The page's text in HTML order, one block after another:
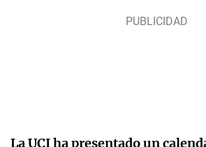
La UCI ha presentado un